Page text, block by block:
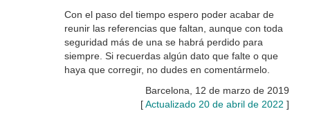
Con el paso del tiempo espero poder acabar de
reunir las referencias que faltan, aunque con toda
seguridad más de una se habrá perdido para
siempre. Si recuerdas algún dato que falte o que
haya que corregir, no dudes en comentármelo.
Barcelona, 12 de marzo de 2019
[Actualizado 20 de abril de 2022 ]